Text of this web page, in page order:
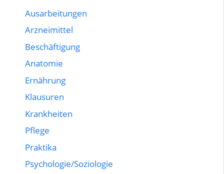
Ausarbeitungen
Arzneimittel
Beschäftigung
Anatomie
Ernährung
Klausuren
Krankheiten
Pflege
Praktika
Psychologie/Soziologie